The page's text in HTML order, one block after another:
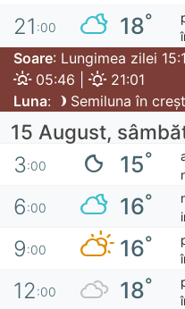
21 :00 18°
Soare: Lungimea zilei
05:46 |
21:01
Luna: Semiluna în
15 August,
3:00 15°
6:00 16°
9:00 16°
12:00 18°